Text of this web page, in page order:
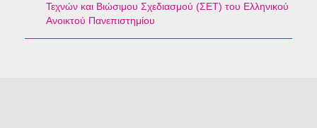
Τεχνών και Βιώσιμου Σχεδιασμού (ΣΕΤ) του Ελληνικού
Ανοικτού Πανεπιστημίου